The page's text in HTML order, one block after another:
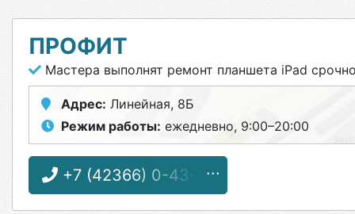
ПРОФИТ
Мастера выполнят ремонт планшета iPad
Адрес: Линейная, 8Б
Режим работы: ежедневно, 9:00–20:00
+7 (42366) 0-43-31